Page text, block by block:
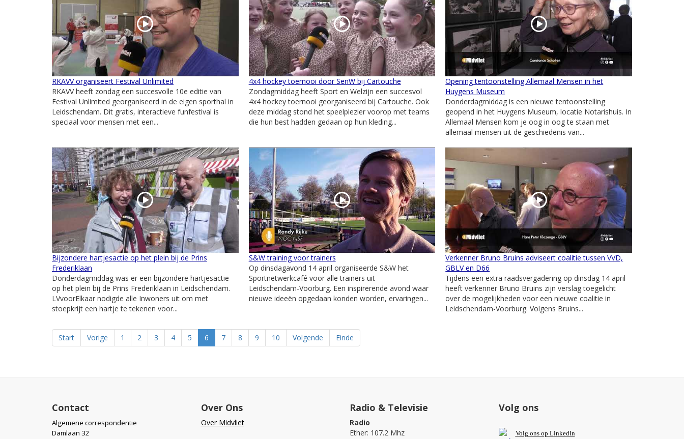
RKAVV organiseert Festival Unlimited
RKAVV heeft zondag een succesvolle 10e editie van
Festival Unlimited georganiseerd in de eigen sporthal in
Leidschendam. Dit gratis, interactieve funfestival is
speciaal voor mensen met een...
4x4 hockey toernooi door SenW bij Cartouche
Zondagmiddag heeft Sport en Welzijn een succesvol
4x4 hockey toernooi georganiseerd bij Cartouche. Ook
deze middag stond het speelplezier voorop met teams
die hun best hadden gedaan op hun kleding...
Opening tentoonstelling Allemaal Mensen in het
Huygens Museum
Donderdagmiddag is een nieuwe tentoonstelling
geopend in het Huygens Museum, locatie Notarishuis. In
Allemaal Mensen kom je oog in oog te staan met
allemaal mensen uit de geschiedenis van...
Bijzondere hartjesactie op het plein bij de Prins
Frederiklaan
Donderdagmiddag was er een bijzondere hartjesactie
op het plein bij de Prins Frederiklaan in Leidschendam.
LVvoorElkaar nodigde alle Inwoners uit om met
stoepkrijt een hartje te tekenen voor...
S&W training voor trainers
Op dinsdagavond 14 april organiseerde S&W het
Sportnetwerkcafé voor alle trainers uit
Leidschendam‑Voorburg. Een inspirerende avond waar
nieuwe ideeën opgedaan konden worden, ervaringen...
Verkenner Bruno Bruins adviseert coalitie tussen VVD,
GBLV en D66
Tijdens een extra raadsvergadering op dinsdag 14 april
heeft verkenner Bruno Bruins zijn verslag toegelicht
over de mogelijkheden voor een nieuwe coalitie in
Leidschendam-Voorburg. Volgens Bruins...
Start Vorige 1 2 3 4 5 6 7 8 9 10 Volgende Einde
Contact
Algemene correspondentie
Damlaan 32
Over Ons
Over Midvliet
Radio & Televisie
Radio
Ether: 107.2 Mhz
Volg ons
Volg ons op LinkedIn